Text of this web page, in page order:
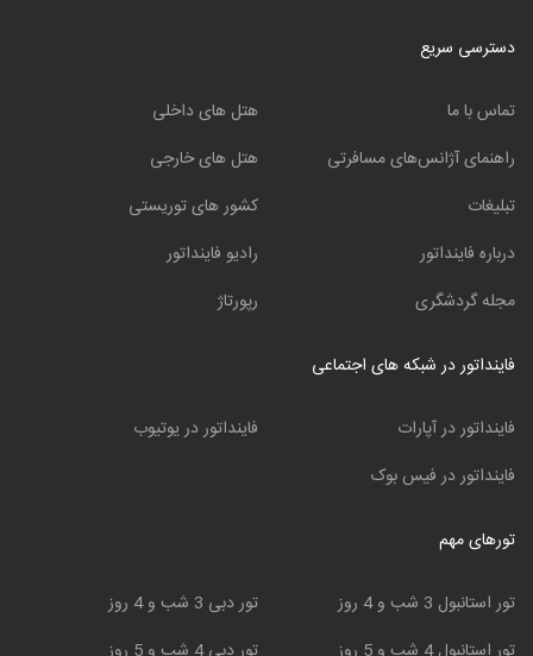
دسترسی سریع
تماس با ما
راهنمای آژانس‌های مسافرتی
تبلیغات
درباره فاینداتور
مجله گردشگری
هتل های داخلی
هتل های خارجی
کشور های توریستی
رادیو فاینداتور
رپورتاژ
فاینداتور در شبکه های اجتماعی
فاینداتور در آپارات
فاینداتور در فیس بوک
فاینداتور در یوتیوب
تورهای مهم
تور استانبول 3 شب و 4 روز
تور دبی 3 شب و 4 روز